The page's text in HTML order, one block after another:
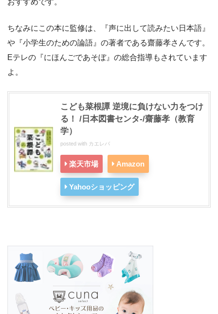
おすすめです。
ちなみにこの本に監修は、『声に出して読みたい日本語』
や『小学生のための論語』の著者である齋藤孝さんです。
Eテレの『にほんごであそぼ』の総合指導もされています
よ。
こども菜根譚 逆境に負けない力をつけ
る！ /日本図書センタ-/齋藤孝（教育
学）
posted with カエレバ
楽天市場 Amazon
Yahooショッピング